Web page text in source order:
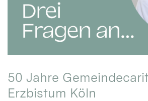
50 Jahre
Erzbistum Köln